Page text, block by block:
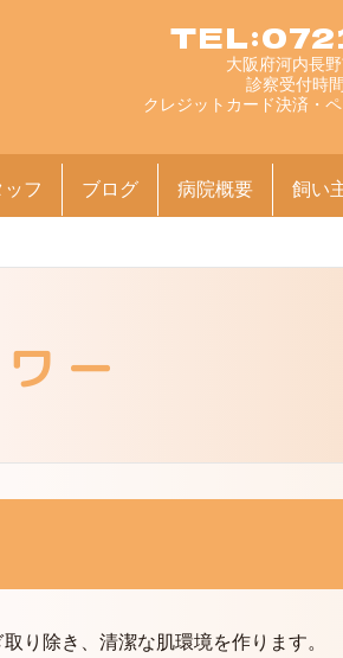
大阪府河内長
診察受付時
クレジットカード決済・
ッフ ブログ 病院概要 飼い
ー
り除き、清潔な肌環境を作ります。